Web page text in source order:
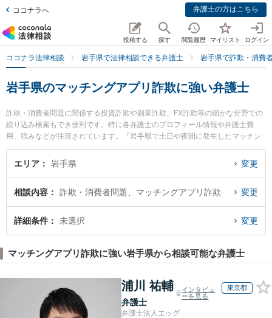
ココナラへ 弁護士の方はこちら
投稿する 探す 閲覧履歴 マイリスト ログイン
ココナラ法律相談 岩手県で法律相談できる弁護士 岩手県で詐欺・消費
岩手県のマッチングアプリ詐欺に強い弁護士
詐欺・消費者問題に関係する投資詐欺や副業詐欺、FX詐欺等の細かな分野での
絞り込み検索もでき便利です。特に各弁護士のプロフィール情報や弁護士費
用、強みなどが注目されています。『岩手県で土日や夜間に発生したマッチン
グアプリ詐欺のトラブルを今すぐに弁護士に相談したい』『マッチングアプリ
詐欺のトラブル解決の実績豊富な近くの弁護士を検索したい』『初回相談無料
エリア 岩手県 変更
相談内容 詐欺・消費者問題、マッチングアプリ詐欺 変更
詳細条件 未選択 変更
マッチングアプリ詐欺に強い岩手県から相談可能な弁護士
浦川 祐輔
弁護士
インタビュ
ーを見る
東京都
弁護士法人エッグ